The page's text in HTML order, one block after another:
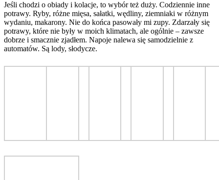
Jeśli chodzi o obiady i kolacje, to wybór też duży. Codziennie inne
potrawy. Ryby, różne mięsa, sałatki, wędliny, ziemniaki w różnym
wydaniu, makarony. Nie do końca pasowały mi zupy. Zdarzały się
potrawy, które nie były w moich klimatach, ale ogólnie – zawsze
dobrze i smacznie zjadłem. Napoje nalewa się samodzielnie z
automatów. Są lody, słodycze.